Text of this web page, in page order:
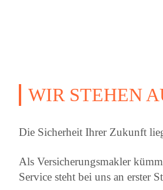
WIR STEHEN
Die Sicherheit Ihrer Zukunft
Als Versicherungsmakler
Service steht bei uns an erster